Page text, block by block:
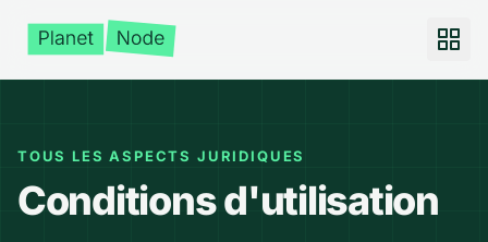
TOUS LES ASPECTS JURIDIQUES
Conditions d'utilisation